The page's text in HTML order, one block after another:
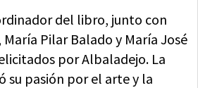
del libro, junto con
Pilar Balado y María José
por Albaladejo. La
su pasión por el arte y la